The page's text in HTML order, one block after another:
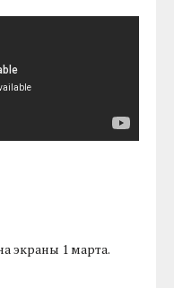
экраны 1 марта.